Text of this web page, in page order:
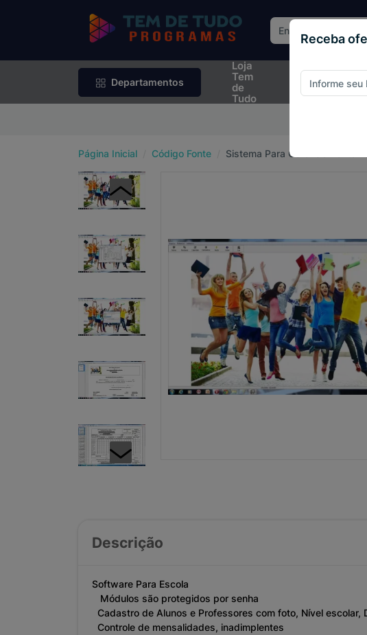
Departamentos
Loja
Tem
de
Tudo
Rifas e
Sorteios
Página Inicial Código Fonte Sistema Para Gerenciamento
Descrição
Software Para Escola
Módulos são protegidos por senha
Cadastro de Alunos e Professores com foto, Nível escolar,
Controle de mensalidades, inadimplentes
Receba